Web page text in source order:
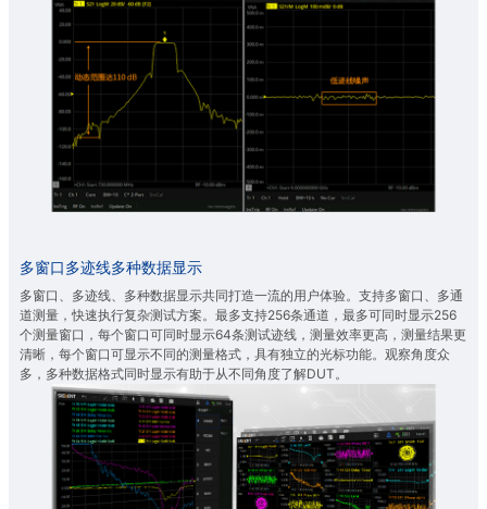
多窗口多迹线多种数据显示
多窗口、多迹线、多种数据显示共同打造一流的用户体验。支持多窗口、多通
道测量，快速执行复杂测试方案。最多支持256条通道，最多可同时显示256
个测量窗口，每个窗口可同时显示64条测试迹线，测量效率更高，测量结果更
清晰，每个窗口可显示不同的测量格式，具有独立的光标功能。观察角度众
多，多种数据格式同时显示有助于从不同角度了解DUT。